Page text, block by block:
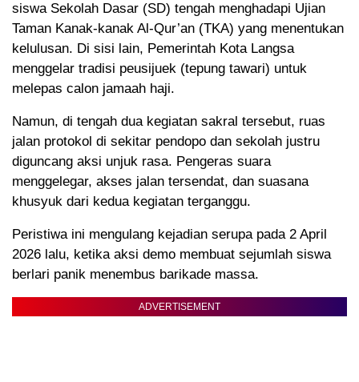
siswa Sekolah Dasar (SD) tengah menghadapi Ujian
Taman Kanak-kanak Al-Qur’an (TKA) yang menentukan
kelulusan. Di sisi lain, Pemerintah Kota Langsa
menggelar tradisi peusijuek (tepung tawari) untuk
melepas calon jamaah haji.
Namun, di tengah dua kegiatan sakral tersebut, ruas
jalan protokol di sekitar pendopo dan sekolah justru
diguncang aksi unjuk rasa. Pengeras suara
menggelegar, akses jalan tersendat, dan suasana
khusyuk dari kedua kegiatan terganggu.
Peristiwa ini mengulang kejadian serupa pada 2 April
2026 lalu, ketika aksi demo membuat sejumlah siswa
berlari panik menembus barikade massa.
ADVERTISEMENT